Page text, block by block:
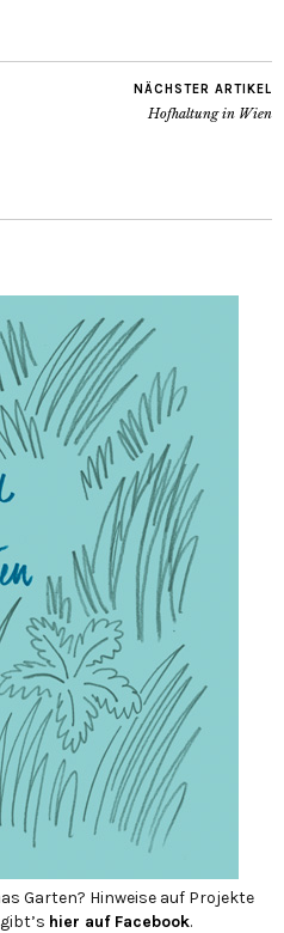
NÄCHSTER ARTIKEL
Hofhaltung in Wien
Garten? Hinweise auf Projekte
hier auf Face­book.